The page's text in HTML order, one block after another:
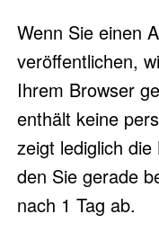
Wenn Sie einen
veröffentlichen,
Ihrem Browser
enthält keine
zeigt lediglich
den Sie gerade
nach 1 Tag ab.